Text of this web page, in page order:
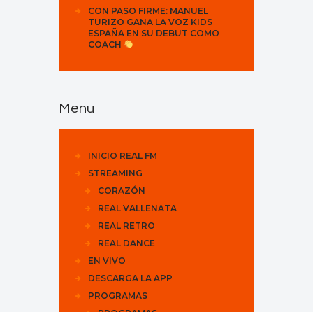
CON PASO FIRME: MANUEL
TURIZO GANA LA VOZ KIDS
ESPAÑA EN SU DEBUT COMO
COACH
Menu
INICIO REAL FM
STREAMING
CORAZÓN
REAL VALLENATA
REAL RETRO
REAL DANCE
EN VIVO
DESCARGA LA APP
PROGRAMAS